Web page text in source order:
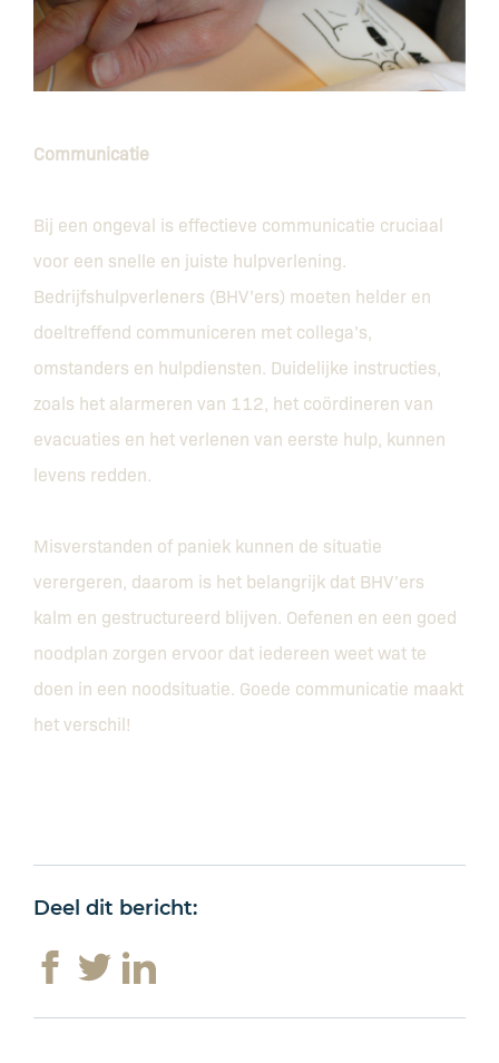
Communicatie
Bij een ongeval is effectieve communicatie cruciaal
voor een snelle en juiste hulpverlening.
Bedrijfshulpverleners (BHV’ers) moeten helder en
doeltreffend communiceren met collega’s,
omstanders en hulpdiensten. Duidelijke instructies,
zoals het alarmeren van 112, het coördineren van
evacuaties en het verlenen van eerste hulp, kunnen
levens redden.
Misverstanden of paniek kunnen de situatie
verergeren, daarom is het belangrijk dat BHV’ers
kalm en gestructureerd blijven. Oefenen en een goed
noodplan zorgen ervoor dat iedereen weet wat te
doen in een noodsituatie. Goede communicatie maakt
het verschil!
Deel dit bericht: